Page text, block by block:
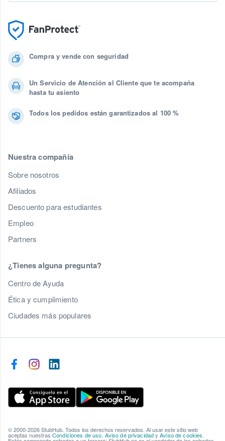
Compra y vende con seguridad
Un Servicio de Atención al Cliente que te acompaña
hasta tu asiento
Todos los pedidos están garantizados al 100 %
Nuestra compañía
Sobre nosotros
Afiliados
Descuento para estudiantes
Empleo
Partners
¿Tienes alguna pregunta?
Centro de Ayuda
Ética y cumplimiento
Ciudades más populares
© 2000-2026 StubHub. Todos los derechos reservados. Al usar este sitio web
aceptas nuestras Condiciones de uso, Aviso de privacidadyAviso de cookies.